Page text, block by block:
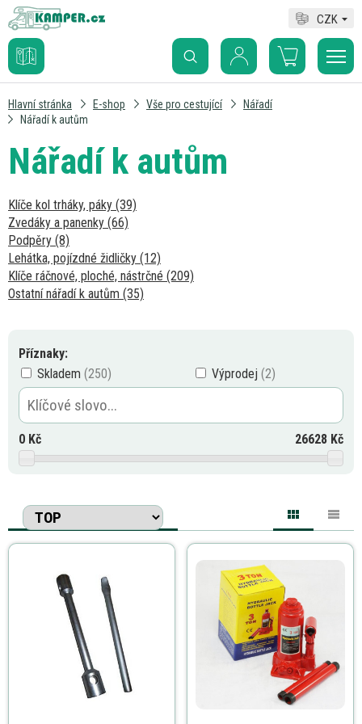
CZK
Hlavní stránka E-shop Vše pro cestující
Nářadí
Nářadí k autům
Nářadí k autům
Klíče kol trháky, páky (39)
Zvedáky a panenky (66)
Podpěry (8)
Lehátka, pojízdné židličky (12)
Klíče ráčnové, ploché, nástrčné (209)
Ostatní nářadí k autům (35)
Příznaky:
Skladem
Výprodej
0 Kč 26628 Kč